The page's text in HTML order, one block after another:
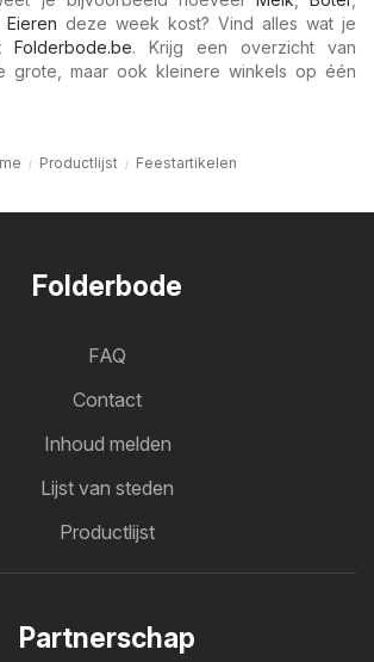
Eieren deze week kost? Vind alles wat je
Folderbode.be. Krijg een overzicht van
grote, maar ook kleinere winkels op één
Productlijst Feestartikelen
Folderbode
FAQ
Contact
Inhoud melden
Lijst van steden
Productlijst
Partnerschap